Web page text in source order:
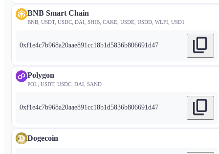
BNB Smart Chain
BNB, USDT, USDC, DAI, SHIB, CAKE, USDE, USDD, WLFI, USD1
0xf1e4c7b968a20aae891cc18b1d5836b806691d47
Polygon
POL, USDT, USDC, DAI, SAND
0xf1e4c7b968a20aae891cc18b1d5836b806691d47
Dogecoin